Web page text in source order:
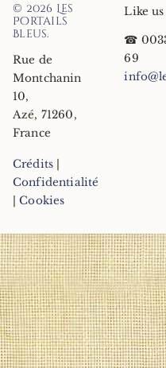
© 2026 Les
Portails
Bleus.
Rue de
Montchanin
10,
Azé, 71260,
France
Crédits
Confidentialité
|Cookies
Like
☎
69